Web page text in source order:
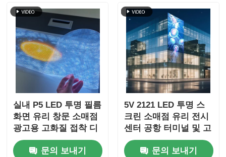
실내 P5 LED 투명 필름
화면 유리 창문 소매점
광고용 고화질 접착 디
스플레이
문의 보내기
5V 2121 LED 투명 스
크린 소매점 유리 전시
센터 공항 터미널 및 고
급 브랜드 쇼케이스를
위한 맑은 디지털 미디
문의 보내기